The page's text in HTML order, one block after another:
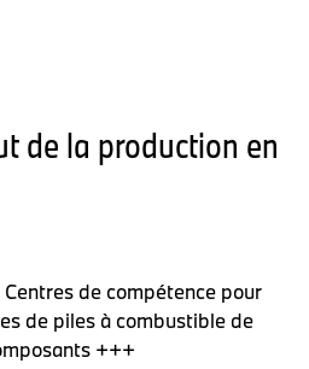
de la production en
de compétence pour
de piles à combustible de
+++